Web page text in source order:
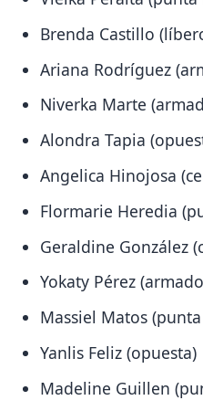
Brenda Castillo
Ariana Rodríguez
Niverka Marte
Alondra Tapia
Angelica Hinojosa
Flormarie Heredia
Geraldine González
Yokaty Pérez
Massiel Matos
Yanlis Feliz (opuesta)
Madeline Guillen